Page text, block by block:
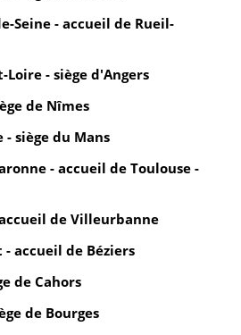
Seine - accueil de Rueil-
Loire - siège d'Angers
de Nîmes
- siège du Mans
- accueil de Toulouse -
de Villeurbanne
accueil de Béziers
de Cahors
de Bourges